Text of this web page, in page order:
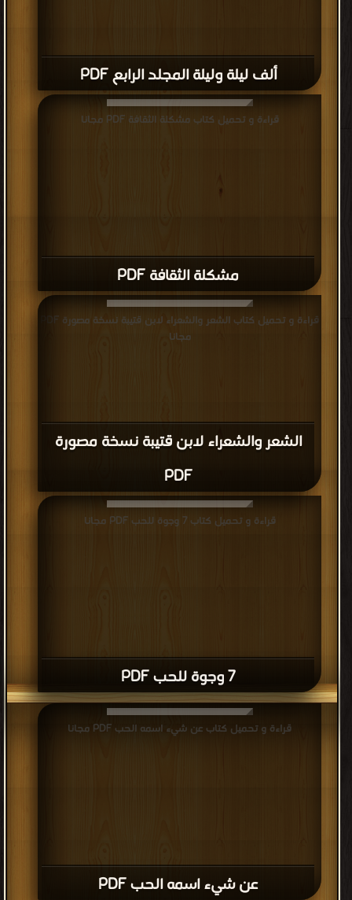
ألف ليلة وليلة المجلد الرابع PDF
مشكلة الثقافة PDF
قراءة و تحميل كتاب مشكلة الثقافة PDF مجانا
الشعر والشعراء لابن قتيبة نسخة مصورة
PDF
قراءة و تحميل كتاب الشعر والشعراء لابن قتيبة نسخة مصورة PDF
مجانا
7 وجوة للحب PDF
قراءة و تحميل كتاب 7 وجوة للحب PDF مجانا
عن شيء اسمه الحب PDF
قراءة و تحميل كتاب عن شيء اسمه الحب PDF مجانا